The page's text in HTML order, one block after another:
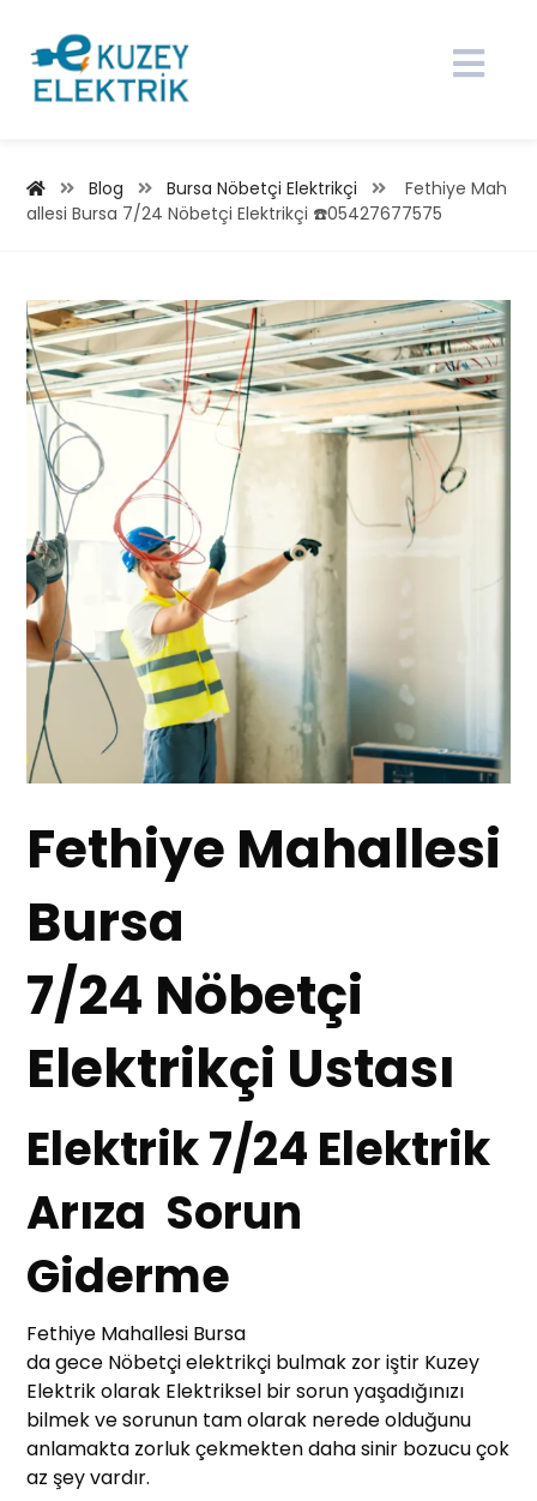
Blog Bursa Nöbetçi Elektrikçi
Fethiye Mah
allesi Bursa 7/24 Nöbetçi Elektrikçi ☎️05427677575
Fethiye Mahallesi
Bursa
7/24 Nöbetçi
Elektrikçi Ustası
Elektrik 7/24 Elektrik
Arıza Sorun
Giderme
Fethiye Mahallesi Bursa
da gece Nöbetçi elektrikçi bulmak zor iştir Kuzey
Elektrik olarak Elektriksel bir sorun yaşadığınızı
bilmek ve sorunun tam olarak nerede olduğunu
anlamakta zorluk çekmekten daha sinir bozucu çok
az şey vardır.